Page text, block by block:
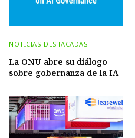
NOTICIAS DESTACADAS
La ONU abre su diálogo
sobre gobernanza de la IA